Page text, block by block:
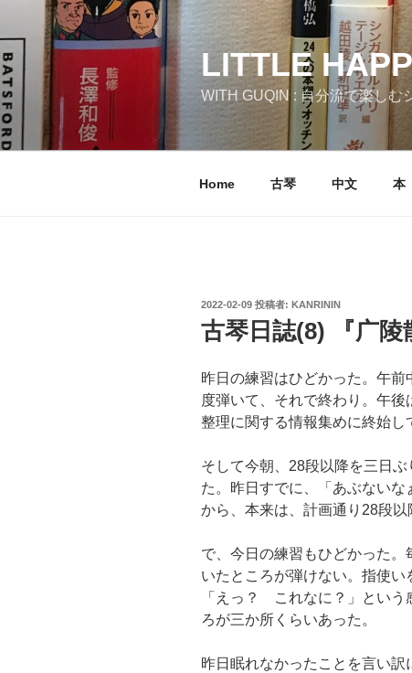
テ
ン
ツ
へ
ス
LITTLE
WITH GUQIN : 自分流で楽し
Home 古琴 中文 本
投
日:
2022-02-09 投稿者: KANRININ
古琴日誌(8) 『广陵
昨日の練習はひどかった。午
度弾いて、それで終わり。午
整理に関する情報集めに終始し
そして今朝、28段以降を三日
た。昨日すでに、「あぶない
から、本来は、計画通り28段以
で、今日の練習もひどかった
いたところが弾けない。指使
「えっ？ これなに？」という
ろが三か所くらいあった。
昨日眠れなかったことを言い